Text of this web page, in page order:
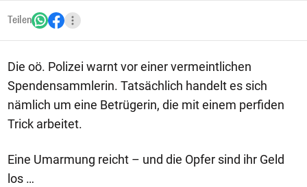
Teilen
Die oö. Polizei warnt vor einer vermeintlichen
Spendensammlerin. Tatsächlich handelt es sich
nämlich um eine Betrügerin, die mit einem perfiden
Trick arbeitet.
Eine Umarmung reicht – und die Opfer sind ihr Geld
los …